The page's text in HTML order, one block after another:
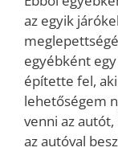
az egyik
egyébként
építette fel,
lehetőségem
venni az
az autóval